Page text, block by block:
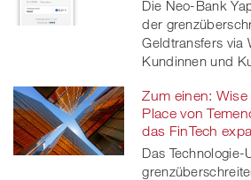
Die Neo-Bank
der
Geldtransfers via
Kundinnen und
Zum einen:
Place von
das FinTech
Das Technologie-